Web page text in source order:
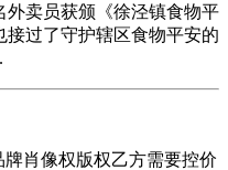
外卖员获颁《徐泾镇食物平
过了守护辖区食物平安的
牌肖像权版权乙方需要控价